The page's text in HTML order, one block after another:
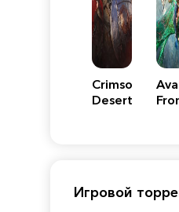
Crimson
Desert
Игровой